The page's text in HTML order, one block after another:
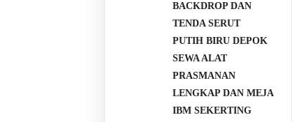
BACKDROP DAN
TENDA SERUT
PUTIH BIRU DEPOK
SEWA ALAT
PRASMANAN
LENGKAP DAN MEJA
IBM SEKERTING